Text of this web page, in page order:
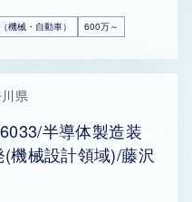
機械・自動車） 600万～
県
半導体製造装
機械設計領域)/藤沢